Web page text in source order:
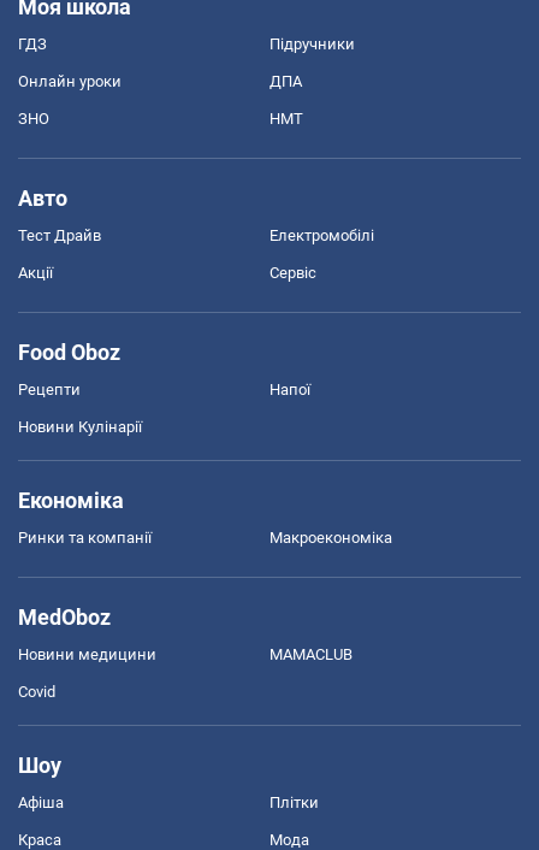
Моя школа
ГДЗ Підручники
Онлайн уроки ДПА
ЗНО НМТ
Авто
Тест Драйв Електромобілі
Акції Сервіс
Food Oboz
Рецепти Напої
Новини Кулінарії
Економіка
Ринки та компанії Макроекономіка
MedOboz
Новини медицини MAMACLUB
Covid
Шоу
Афіша Плітки
Краса Мода